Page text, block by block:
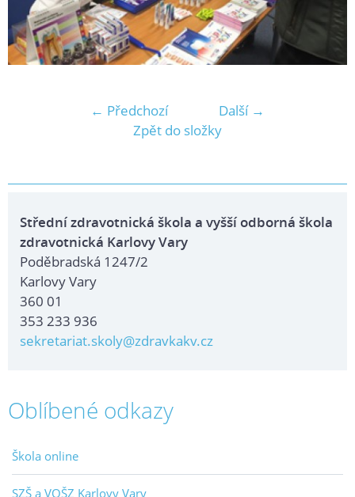
← Předchozí
Další →
Zpět do složky
Střední zdravotnická škola a vyšší odborná škola
zdravotnická Karlovy Vary
Poděbradská 1247/2
Karlovy Vary
360 01
353 233 936
sekretariat.skoly@zdravkakv.cz
Oblíbené odkazy
Škola online
SZŠ a VOŠZ Karlovy Vary